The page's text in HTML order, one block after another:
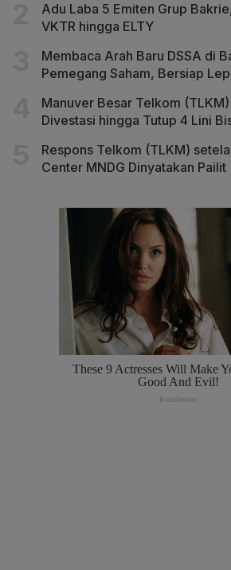
Adu Laba 5 Emiten Grup
VKTR hingga ELTY
Membaca Arah Baru DSSA di
Pemegang Saham, Bersiap
Manuver Besar Telkom
Divestasi hingga Tutup 4 Lini
Respons Telkom (TLKM)
Center MNDG Dinyatakan Pailit